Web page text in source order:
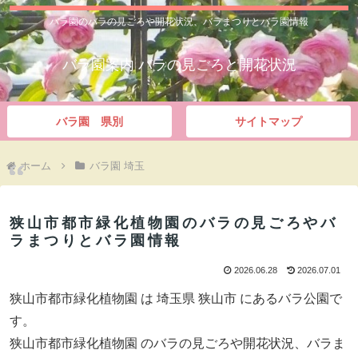
バラ園のバラの見ごろや開花状況、バラまつりとバラ園情報
バラ園案内 バラの見ごろと開花状況
バラ園 県別 サイトマップ
ホーム バラ園 埼玉
狭山市都市緑化植物園のバラの見ごろやバ
ラまつりとバラ園情報
2026.06.28 2026.07.01
狭山市都市緑化植物園 は 埼玉県 狭山市 にあるバラ公園で
す。
狭山市都市緑化植物園 のバラの見ごろや開花状況、バラま